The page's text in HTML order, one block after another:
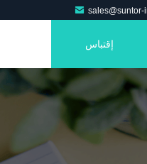
sales@suntor-
إقتباس